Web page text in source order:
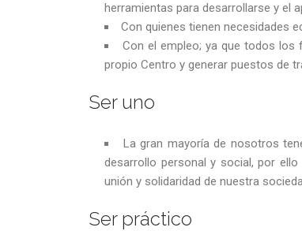
herramientas para desarrollarse y el
Con quienes tienen necesidades
Con el empleo; ya que todos los
propio Centro y generar puestos de
Ser uno
La gran mayoría de nosotros
desarrollo personal y social, por
unión y solidaridad de nuestra
Ser práctico